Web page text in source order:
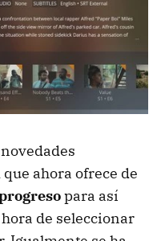
ahora ofrece de
para así
de seleccionar